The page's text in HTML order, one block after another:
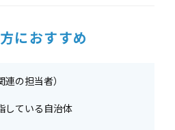
におすすめ
の担当者）
している自治体